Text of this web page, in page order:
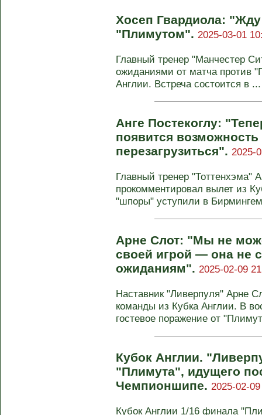
Хосеп Гвардиола:
"Плимутом". 2025-03-01
Главный тренер "Манчестер
ожиданиями от матча против
Англии. Встреча состоится в ...
Анге Постекоглу:
появится
перезагрузиться". 2025-
Главный тренер "Тоттенхэма"
прокомментировал вылет из
"шпоры" уступили в
Арне Слот: "Мы не
своей игрой — она не
ожиданиям". 2025-02-09
Наставник "Ливерпуля" Арне
команды из Кубка Англии. В
гостевое поражение от
Кубок Англии.
"Плимута", идущего
Чемпионшипе. 2025-02-
Кубок Англии 1/16 финала